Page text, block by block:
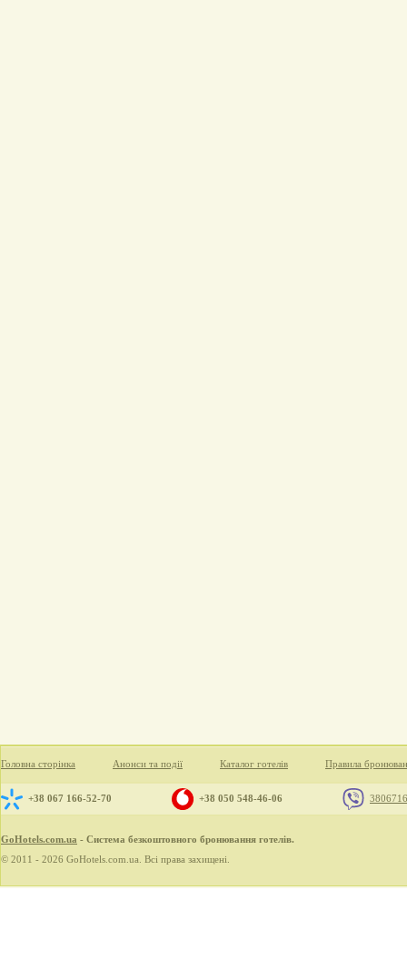
Головна сторінка Анонси та події Каталог готелів Правила
+38 067 166-52-70 +38 050 548-46-06
GoHotels.com.ua - Система безкоштовного бронювання готелів.
© 2011 - 2026 GoHotels.com.ua. Всі права захищені.